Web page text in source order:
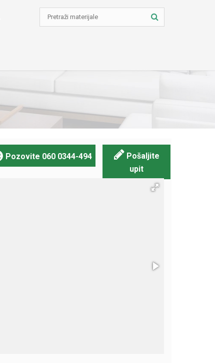
Pošaljite
upit
Pozovite 060 0344-494